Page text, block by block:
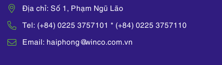
Địa chỉ: Số 1, Phạm Ngũ Lão
Tel: (+84) 0225 3757101 * (+84) 0225 3757110
Email: haiphong@winco.com.vn